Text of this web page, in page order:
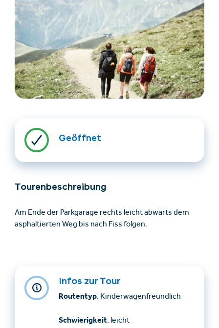
+43/5476/6239
Geöffnet
Tourenbeschreibung
Am Ende der Parkgarage rechts leicht abwärts dem
asphaltierten Weg bis nach Fiss folgen.
Infos zur Tour
Routentyp: Kinderwagenfreundlich
Schwierigkeit: leicht